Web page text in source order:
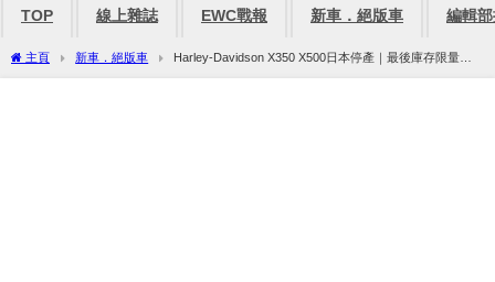
TOP 線上雜誌 EWC戰報 新車．絕版車 編輯
主頁 新車．絕版車
Harley-Davidson X350 X500日本停產｜最後庫存限量販
售 都會中量級哈雷絕版在即